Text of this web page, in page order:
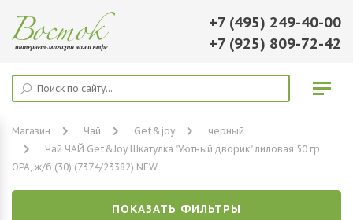
+7 (495) 249-40-00
+7 (925) 809-72-42
Магазин Чай Get&joy
черный
Чай ЧАЙ Get&Joy Шкатулка "Уютный дворик" лиловая 50 гр.
ОРА, ж/б (30) (7374/23382) NEW
ПОКАЗАТЬ ФИЛЬТРЫ